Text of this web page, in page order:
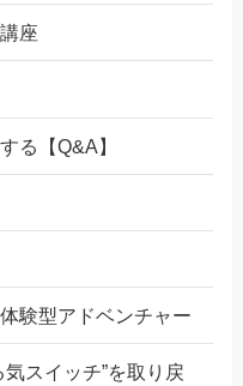
座
る【Q&A】
験型アドベンチャー
スイッチ”を取り戻